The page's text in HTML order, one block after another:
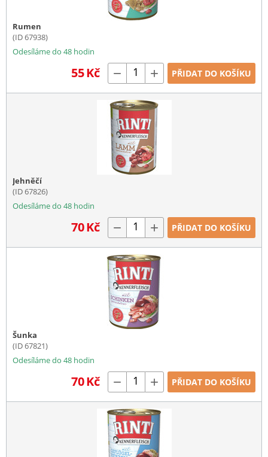
Rumen
(ID 67938)
Odesíláme do 48 hodin
55Kč − + PŘIDAT DO KOŠÍKU
Jehněčí
(ID 67826)
Odesíláme do 48 hodin
70Kč − + PŘIDAT DO KOŠÍKU
Šunka
(ID 67821)
Odesíláme do 48 hodin
70Kč − + PŘIDAT DO KOŠÍKU